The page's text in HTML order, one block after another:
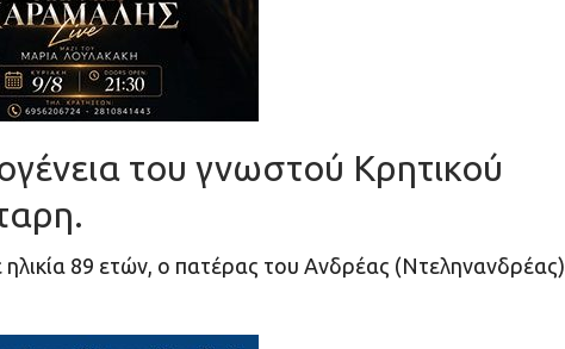
του γνωστού Κρητικού
89 ετών, ο πατέρας του Ανδρέας (Ντεληνανδρέας)